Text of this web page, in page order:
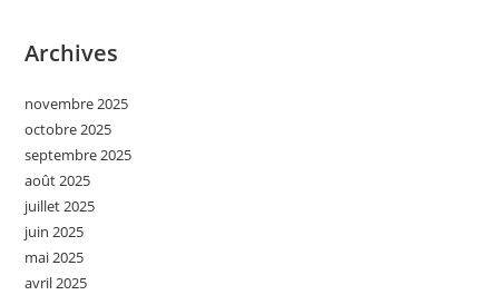
Archives
novembre 2025
octobre 2025
septembre 2025
août 2025
juillet 2025
juin 2025
mai 2025
avril 2025